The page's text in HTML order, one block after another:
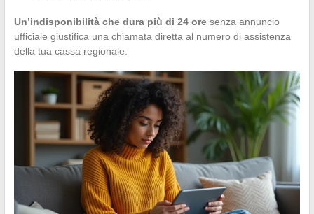
Un’indisponibilità che dura più di 24 oresenza annuncio
ufficiale giustifica una chiamata diretta al numero di assistenza
della tua cassa regionale.